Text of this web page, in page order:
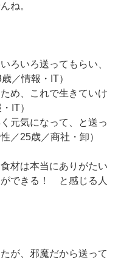
ね。
ろいろ送ってもらい、
／情報・IT）
め、これで生きていけ
IT）
元気になって、と送っ
／25歳／商社・卸）
材は本当にありがたい
ができる！ と感じる人
が、邪魔だから送って